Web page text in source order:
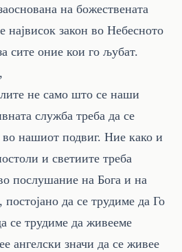
на божествената
највисок закон во Небесното
сите оние кои го љубат.
не само што се наши
служба треба да се
нашиот подвиг. Ние како и
и светиите треба
послушание на Бога и на
да се трудиме да Го
се трудиме да живееме
ангелски значи да се живее